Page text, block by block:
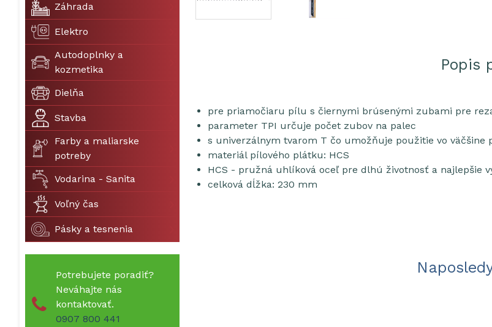
Popis
pre priamočiaru pílu s čiernymi brúsenými zubami pre
parameter TPI určuje počet zubov na palec
s univerzálnym tvarom T čo umožňuje použitie vo väčšine
materiál pílového plátku: HCS
HCS - pružná uhlíková oceľ pre dlhú životnosť a najlepšie
celková dĺžka: 230 mm
Záhrada
Elektro
Autodoplnky a
kozmetika
Dielňa
Stavba
Farby a maliarske
potreby
Vodarina - Sanita
Voľný čas
Pásky a tesnenia
Potrebujete poradiť?
Neváhajte nás
kontaktovať.
0907 800 441